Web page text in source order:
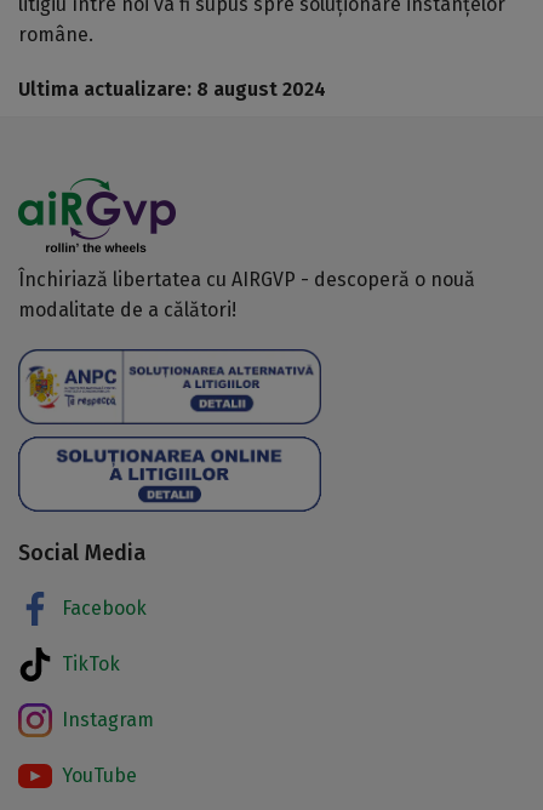
române.
Ultima actualizare: 8 august 2024
Închiriază libertatea cu AIRGVP - descoperă o nouă
modalitate de a călători!
Social Media
Facebook
TikTok
Instagram
YouTube